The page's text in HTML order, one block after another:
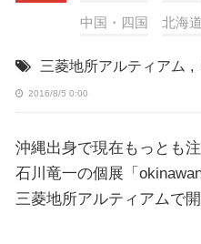
中国・四国 北海
三菱地所アルティアム ,
2016/8/5 0:00
沖縄出身で現在もっとも
石川竜一の個展「
三菱地所アルティアムで開